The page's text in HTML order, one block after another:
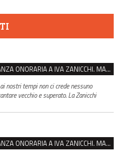
VENTASSO, SÌ ALLA CITTADINANZA ONORARIA A IVA ZANICCHI. MA BARGIACCHI: “È DI PESSIMO GUSTO”
nostri tempi non ci crede nessuno
vecchio e superato. La Zanicchi
VENTASSO, SÌ ALLA CITTADINANZA ONORARIA A IVA ZANICCHI. MA BARGIACCHI: “È DI PESSIMO GUSTO”